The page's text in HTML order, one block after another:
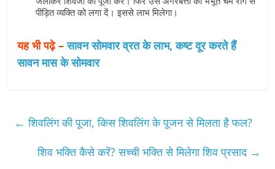
पीड़ित व्यक्ति को लगा दें। इससे लाभ मिलेगा।
यह भी पढ़े – सावन सोमवार व्रत के लाभ, कष्ट दूर करते हैं
सावन मास के सोमवार
← शिवलिंग की पूजा, किस शिवलिंग के पूजन से मिलता है फल?
शिव भक्ति कैसे करें? सच्ची भक्ति से मिलेगा शिव प्रसाद →